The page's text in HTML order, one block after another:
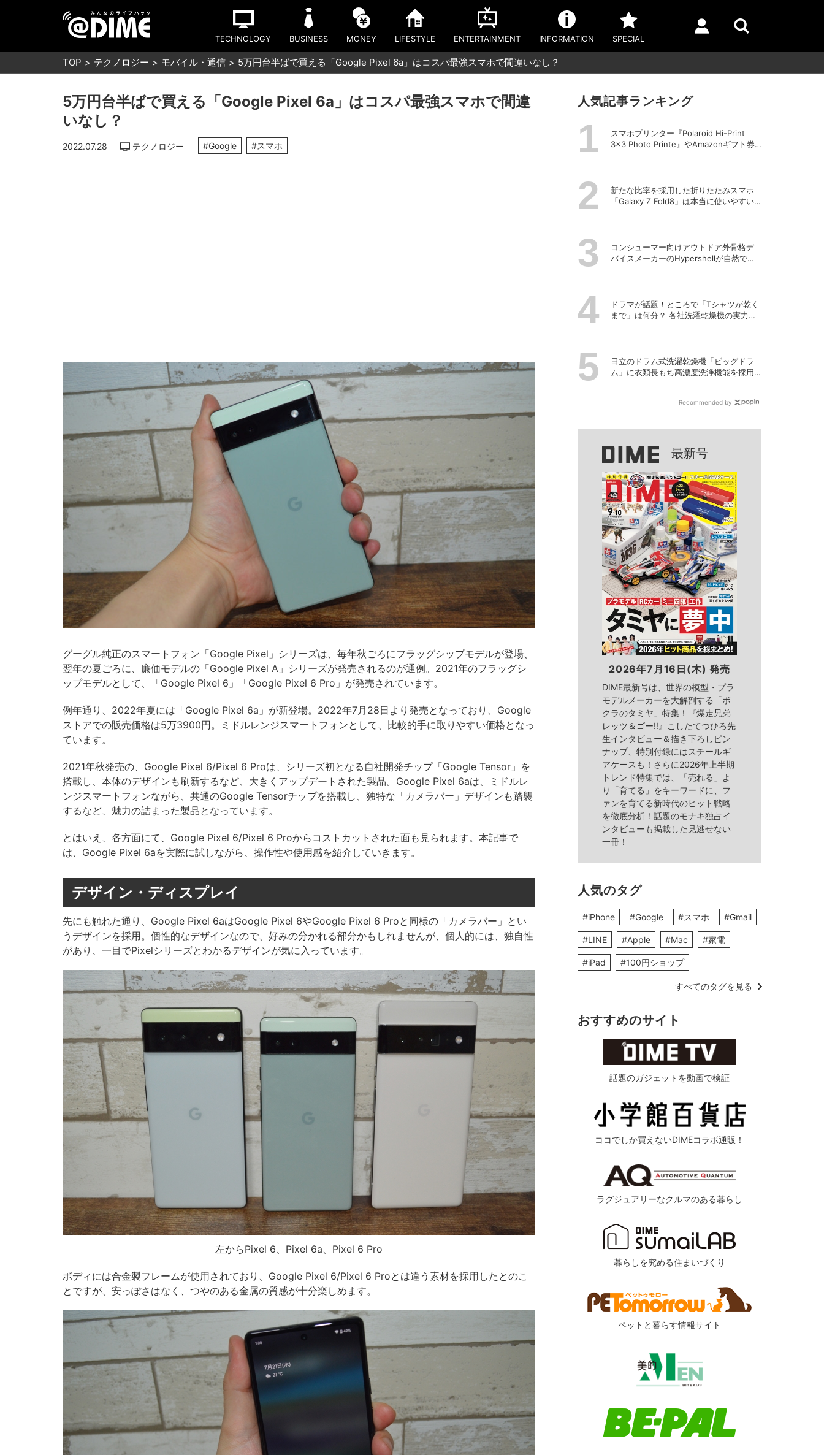
TECHNOLOGY BUSINESS MONEY LIFESTYLE ENTERTAINMENT INFORMATION SPECIAL
TOP テクノロジー モバイル・通信 5万円台半ばで買える「Google Pixel 6a」はコスパ最強スマホで間違いなし？
5万円台半ばで買える「Google Pixel 6a」はコスパ最強スマホで間違
いなし？
2022.07.28 テクノロジー #Google #スマホ
グーグル純正のスマートフォン「Google Pixel」シリーズは、毎年秋ごろにフラッグシップモデルが登場、
翌年の夏ごろに、廉価モデルの「Google Pixel A」シリーズが発売されるのが通例。2021年のフラッグシ
ップモデルとして、「Google Pixel 6」「Google Pixel 6 Pro」が発売されています。
例年通り、2022年夏には「Google Pixel 6a」が新登場。2022年7月28日より発売となっており、Google
ストアでの販売価格は5万3900円。ミドルレンジスマートフォンとして、比較的手に取りやすい価格となっ
ています。
2021年秋発売の、Google Pixel 6/Pixel 6 Proは、シリーズ初となる自社開発チップ「Google Tensor」を
搭載し、本体のデザインも刷新するなど、大きくアップデートされた製品。Google Pixel 6aは、ミドルレ
ンジスマートフォンながら、共通のGoogle Tensorチップを搭載し、独特な「カメラバー」デザインも踏襲
するなど、魅力の詰まった製品となっています。
とはいえ、各方面にて、Google Pixel 6/Pixel 6 Proからコストカットされた面も見られます。本記事で
は、Google Pixel 6aを実際に試しながら、操作性や使用感を紹介していきます。
デザイン・ディスプレイ
先にも触れた通り、Google Pixel 6aはGoogle Pixel 6やGoogle Pixel 6 Proと同様の「カメラバー」とい
うデザインを採用。個性的なデザインなので、好みの分かれる部分かもしれませんが、個人的には、独自性
があり、一目でPixelシリーズとわかるデザインが気に入っています。
左からPixel 6、Pixel 6a、Pixel 6 Pro
ボディには合金製フレームが使用されており、Google Pixel 6/Pixel 6 Proとは違う素材を採用したとのこ
とですが、安っぽさはなく、つやのある金属の質感が十分楽しめます。
人気記事ランキング
スマホプリンター『Polaroid Hi-Print
3×3 Photo Printe』やAmazonギフト券
新たな比率を採用した折りたたみスマホ
「Galaxy Z Fold8」は本当に使いやすい
コンシューマー向けアウトドア外骨格デ
バイスメーカーのHypershellが自然でシ
ドラマが話題！ところで「Tシャツが乾く
まで」は何分？ 各社洗濯乾燥機の実力を
日立のドラム式洗濯乾燥機「ビッグドラ
ム」に衣類長もち高濃度洗浄機能を採用
Recommended by
最新号
2026年7月16日(木) 発売
DIME最新号は、世界の模型・プラ
モデルメーカーを大解剖する「ボ
クラのタミヤ」特集！『爆走兄弟
レッツ＆ゴー!!』こしたてつひろ先
生インタビュー＆描き下ろしピン
ナップ、特別付録にはスチールギ
アケースも！さらに2026年上半期
トレンド特集では、「売れる」よ
り「育てる」をキーワードに、フ
ァンを育てる新時代のヒット戦略
を徹底分析！話題のモナキ独占イ
ンタビューも掲載した見逃せない
一冊！
人気のタグ
#iPhone #Google #スマホ #Gmail
#LINE #Apple #Mac #家電
#iPad #100円ショップ
すべてのタグを見る
おすすめのサイト
話題のガジェットを動画で検証
ココでしか買えないDIMEコラボ通販！
ラグジュアリーなクルマのある暮らし
暮らしを究める住まいづくり
ペットと暮らす情報サイト